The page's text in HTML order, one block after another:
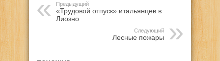
Предыдущий
«Трудовой отпуск» итальянцев в
Лиозно
Следующий
Лесные пожары